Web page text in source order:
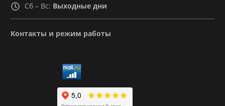
Сб – Вс: Выходные дни
Контакты и режим работы